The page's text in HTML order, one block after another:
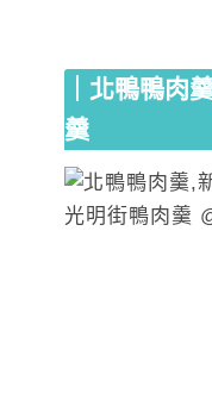
｜北鴨鴨肉
羹